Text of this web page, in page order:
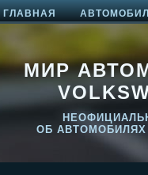
ГЛАВНАЯ
МИР
ОБ АВТОМОБИЛЯХ